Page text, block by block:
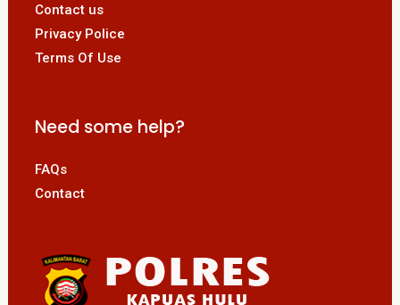
Contact us
Privacy Police
Terms Of Use
Need some help?
FAQs
Contact